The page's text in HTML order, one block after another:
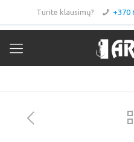
Turite klausimų? +370